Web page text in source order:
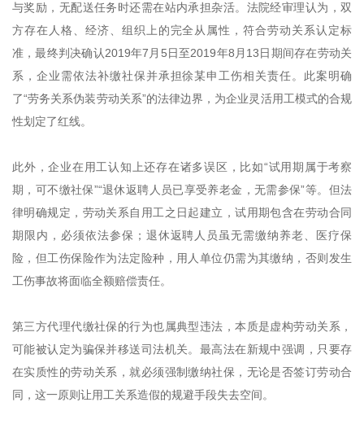
与奖励，无配送任务时还需在站内承担杂活。法院经审理认为，双
方存在人格、经济、组织上的完全从属性，符合劳动关系认定标
准，最终判决确认2019年7月5日至2019年8月13日期间存在劳动关
系，企业需依法补缴社保并承担徐某申工伤相关责任。此案明确
了“劳务关系伪装劳动关系”的法律边界，为企业灵活用工模式的合规
性划定了红线。
此外，企业在用工认知上还存在诸多误区，比如“试用期属于考察
期，可不缴社保”“退休返聘人员已享受养老金，无需参保”等。但法
律明确规定，劳动关系自用工之日起建立，试用期包含在劳动合同
期限内，必须依法参保；退休返聘人员虽无需缴纳养老、医疗保
险，但工伤保险作为法定险种，用人单位仍需为其缴纳，否则发生
工伤事故将面临全额赔偿责任。
第三方代理代缴社保的行为也属典型违法，本质是虚构劳动关系，
可能被认定为骗保并移送司法机关。最高法在新规中强调，只要存
在实质性的劳动关系，就必须强制缴纳社保，无论是否签订劳动合
同，这一原则让用工关系造假的规避手段失去空间。